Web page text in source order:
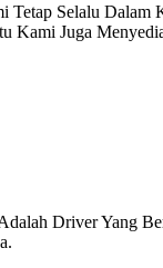
Tetap Selalu Dalam
Kami Juga
Driver Yang